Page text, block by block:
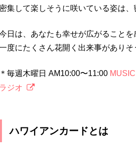
密集して楽しそうに咲いている姿は
日は、あなたも幸せが広がることを
度にたくさん花開く出来事がありそ
＊毎週木曜日 AM10:00〜11:00
ラジオ
ハワイアンカードとは